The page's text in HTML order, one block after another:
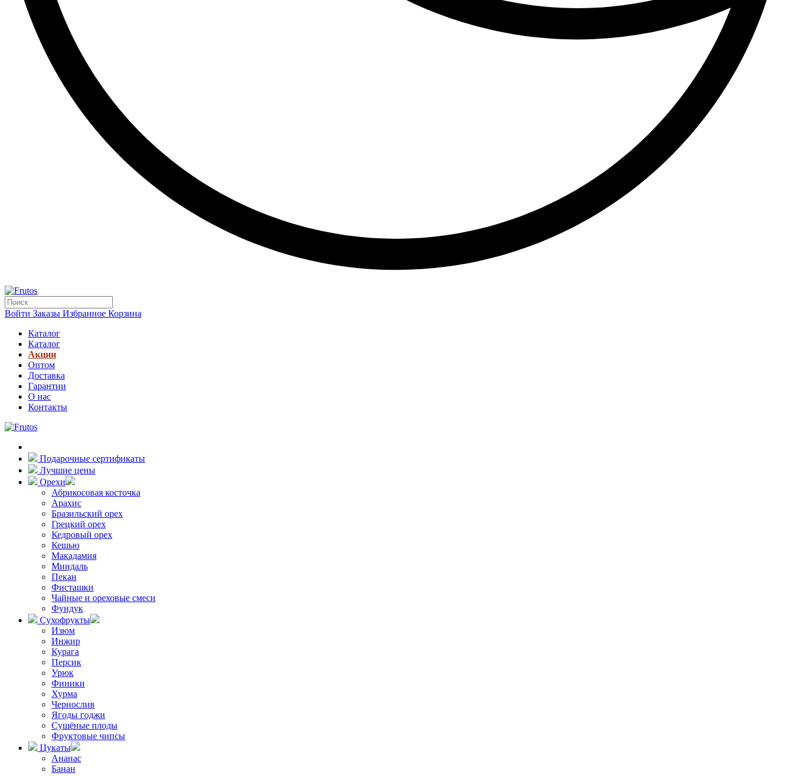
Войти Заказы Избранное Корзина
Каталог
Каталог
Акции
Оптом
Доставка
Гарантии
О нас
Контакты
Подарочные сертификаты
Лучшие цены
Орехи
Абрикосовая косточка
Арахис
Бразильский орех
Грецкий орех
Кедровый орех
Кешью
Макадамия
Миндаль
Пекан
Фисташки
Чайные и ореховые смеси
Фундук
Сухофрукты
Изюм
Инжир
Курага
Персик
Урюк
Финики
Хурма
Чернослив
Ягоды годжи
Сушёные плоды
Фруктовые чипсы
Цукаты
Ананас
Банан